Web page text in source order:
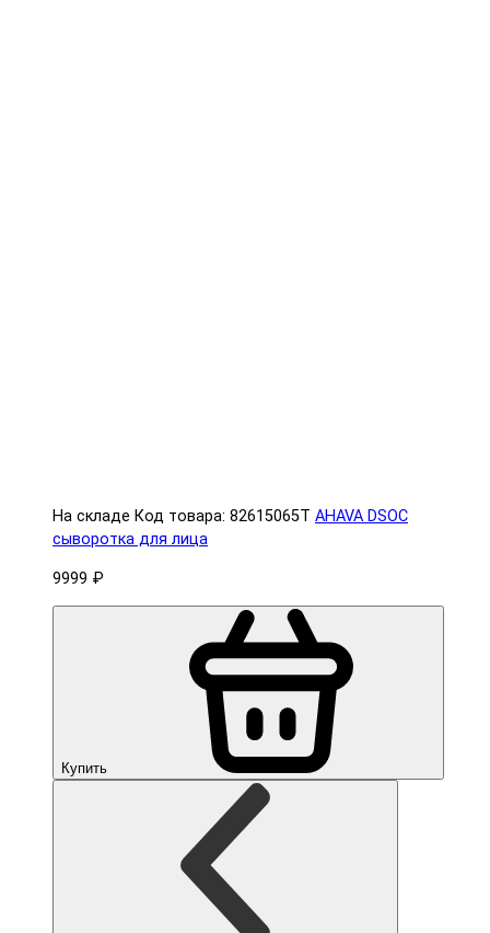
На складе Код товара: 82615065T AHAVA DSOC
сыворотка для лица
9999 ₽
Купить